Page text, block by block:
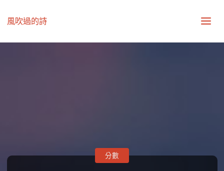
風吹過的詩
分數